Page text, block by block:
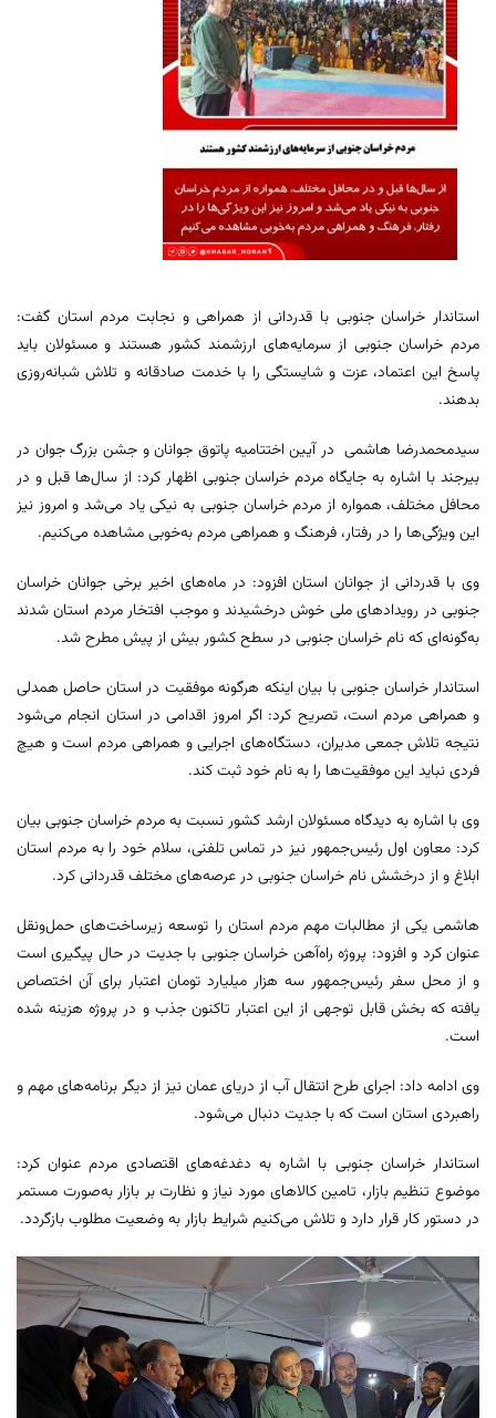
استاندار خراسان جنوبی با قدردانی از همراهی و نجابت مردم استان گفت:
مردم خراسان جنوبی از سرمایه‌های ارزشمند کشور هستند و مسئولان باید
پاسخ این اعتماد، عزت و شایستگی را با خدمت صادقانه و تلاش شبانه‌روزی
بدهند.
سیدمحمدرضا هاشمی در آیین اختتامیه پاتوق جوانان و جشن بزرگ جوان در
بیرجند با اشاره به جایگاه مردم خراسان جنوبی اظهار کرد: از سال‌ها قبل و در
محافل مختلف، همواره از مردم خراسان جنوبی به نیکی یاد می‌شد و امروز نیز
این ویژگی‌ها را در رفتار، فرهنگ و همراهی مردم به‌خوبی مشاهده می‌کنیم.
وی با قدردانی از جوانان استان افزود: در ماه‌های اخیر برخی جوانان خراسان
جنوبی در رویدادهای ملی خوش درخشیدند و موجب افتخار مردم استان شدند
به‌گونه‌ای که نام خراسان جنوبی در سطح کشور بیش از پیش مطرح شد.
استاندار خراسان جنوبی با بیان اینکه هرگونه موفقیت در استان حاصل همدلی
و همراهی مردم است، تصریح کرد: اگر امروز اقدامی در استان انجام می‌شود
نتیجه تلاش جمعی مدیران، دستگاه‌های اجرایی و همراهی مردم است و هیچ
فردی نباید این موفقیت‌ها را به نام خود ثبت کند.
وی با اشاره به دیدگاه مسئولان ارشد کشور نسبت به مردم خراسان جنوبی بیان
کرد: معاون اول رئیس‌جمهور نیز در تماس تلفنی، سلام خود را به مردم استان
ابلاغ و از درخشش نام خراسان جنوبی در عرصه‌های مختلف قدردانی کرد.
هاشمی یکی از مطالبات مهم مردم استان را توسعه زیرساخت‌های حمل‌ونقل
عنوان کرد و افزود: پروژه راه‌آهن خراسان جنوبی با جدیت در حال پیگیری است
و از محل سفر رئیس‌جمهور سه هزار میلیارد تومان اعتبار برای آن اختصاص
یافته که بخش قابل توجهی از این اعتبار تاکنون جذب و در پروژه هزینه شده
است.
وی ادامه داد: اجرای طرح انتقال آب از دریای عمان نیز از دیگر برنامه‌های مهم و
راهبردی استان است که با جدیت دنبال می‌شود.
استاندار خراسان جنوبی با اشاره به دغدغه‌های اقتصادی مردم عنوان کرد:
موضوع تنظیم بازار، تامین کالاهای مورد نیاز و نظارت بر بازار به‌صورت مستمر
در دستور کار قرار دارد و تلاش می‌کنیم شرایط بازار به وضعیت مطلوب بازگردد.